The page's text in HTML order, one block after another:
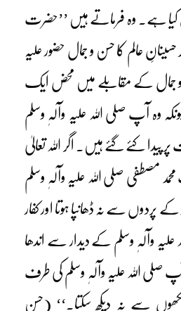
کیا ہے۔ وہ فرماتے ہیں ’’حضرت
عالم کا حسن و جمال حضور علیہ
و جمال کے مقابلے میں محض ایک
وہ آپ صلی اللہ علیہ وآلہٖ وسلم
پیدا کئے گئے ہیں۔ اگر اللہ تعالیٰ
مصطفی صلی اللہ علیہ وآلہٖ وسلم
پردوں سے نہ ڈھانپا ہوتا اور کفار
وآلہٖ وسلم کے دیدار سے اندھا
آپ صلی اللہ علیہ وآلہٖ وسلم کی طرف
سے نہ دیکھ سکتا۔‘‘ (حسن